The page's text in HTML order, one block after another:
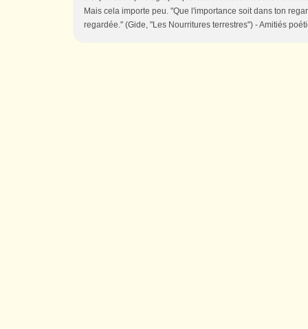
Mais cela importe peu. "Que l'importance soit dans ton
regardée." (Gide, "Les Nourritures terrestres") - Amitiés